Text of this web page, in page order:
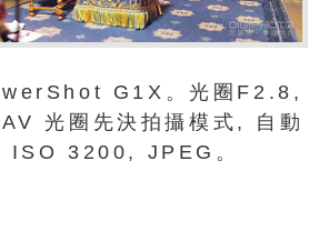
G1X。光圈F2.8,
光圈先決拍攝模式, 自動
ISO 3200, JPEG。